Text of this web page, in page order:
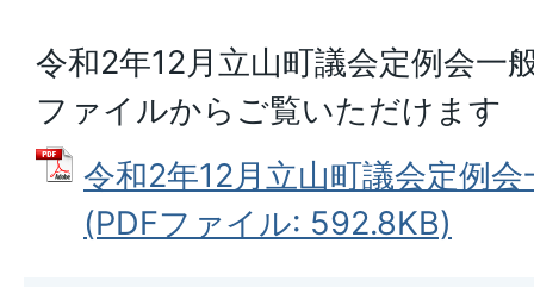
令和2年12月立山町議会定例会一
ファイルからご覧いただけます
令和2年12月立山町議会定例
(PDFファイル: 592.8KB)